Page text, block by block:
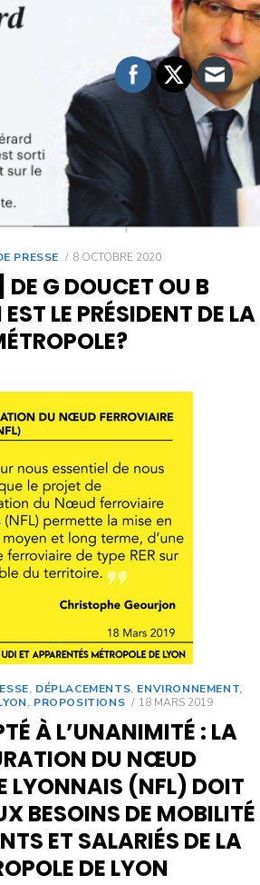
PRESSE 8 OCTOBRE 2020
DE G DOUCET OU B
LE PRÉSIDENT DE LA
, DÉPLACEMENTS, ENVIRONNEMENT,
, PROPOSITIONS 18 MARS 2019
À L’UNANIMITÉ : LA
DU NŒUD
LYONNAIS (NFL) DOIT
BESOINS DE MOBILITÉ
ET SALARIÉS DE LA
DE LYON